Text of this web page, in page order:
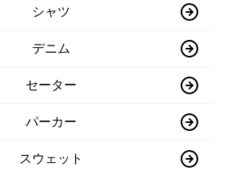
シャツ
デニム
セーター
パーカー
スウェット